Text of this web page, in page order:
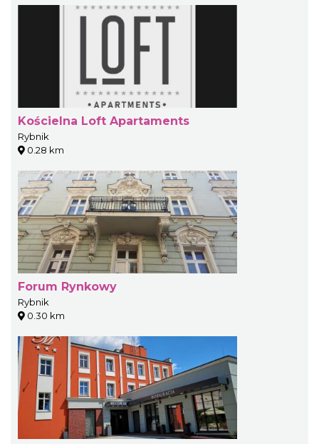
Kościelna Loft Apartaments
Rybnik
0.28 km
Forum Rynkowy
Rybnik
0.30 km